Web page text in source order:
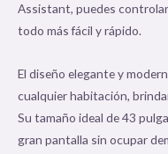
Assistant, puedes
todo más fácil y rápido.
El diseño elegante y
cualquier habitación,
Su tamaño ideal de 43
gran pantalla sin ocupar